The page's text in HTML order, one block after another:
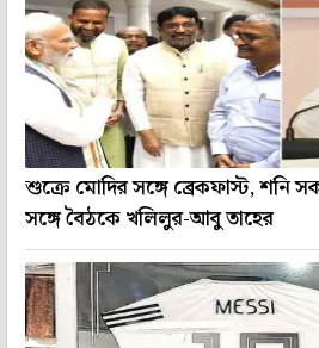
শুক্রে মোদির সঙ্গে ব্রেকফাস্ট, শনি
সঙ্গে বৈঠকে খলিলুর-আবু তাহের